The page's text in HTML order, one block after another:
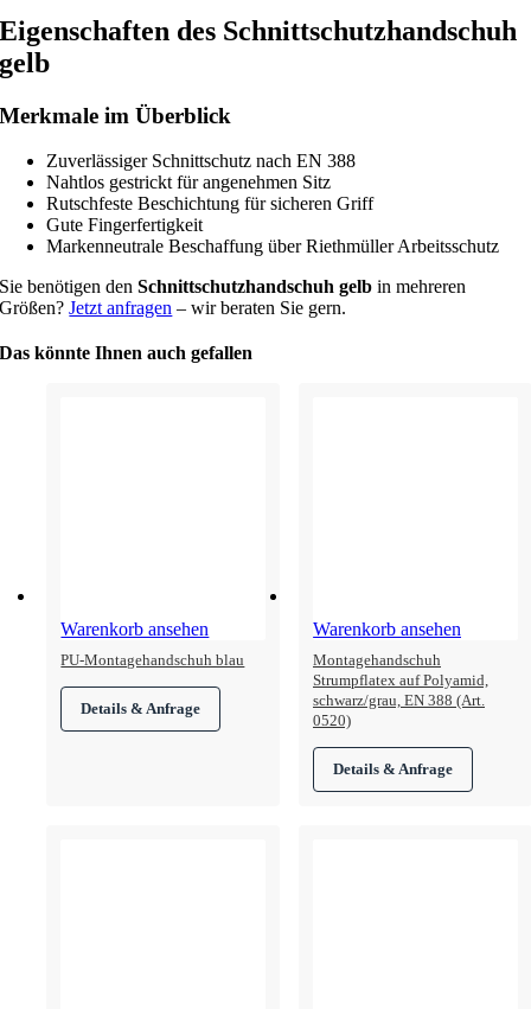
Eigenschaften des Schnittschutzhandschuh
gelb
Merkmale im Überblick
Zuverlässiger Schnittschutz nach EN 388
Nahtlos gestrickt für angenehmen Sitz
Rutschfeste Beschichtung für sicheren Griff
Gute Fingerfertigkeit
Markenneutrale Beschaffung über Riethmüller Arbeitsschutz
Sie benötigen denSchnittschutzhandschuh gelb in mehreren
Größen?Jetzt anfragen – wir beraten Sie gern.
Das könnte Ihnen auch gefallen
Warenkorb ansehen
PU-Montagehandschuh blau
Warenkorb ansehen
Montagehandschuh
Strumpflatex auf Polyamid,
schwarz/grau, EN 388 (Art.
0520)